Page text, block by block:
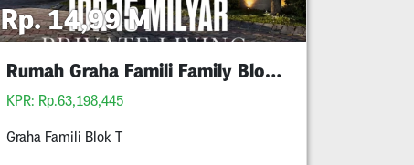
Rp. 14,99 M
Rumah Graha Famili Family Blok T
KPR: Rp.63,198,445
Graha Famili Blok T